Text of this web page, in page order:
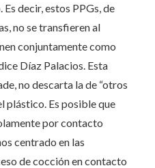
decir, estos PPGs, de
no se transfieren al
conjuntamente como
Díaz Palacios. Esta
no descarta la de “otros
plástico. Es posible que
por contacto
centrado en las
de cocción en contacto